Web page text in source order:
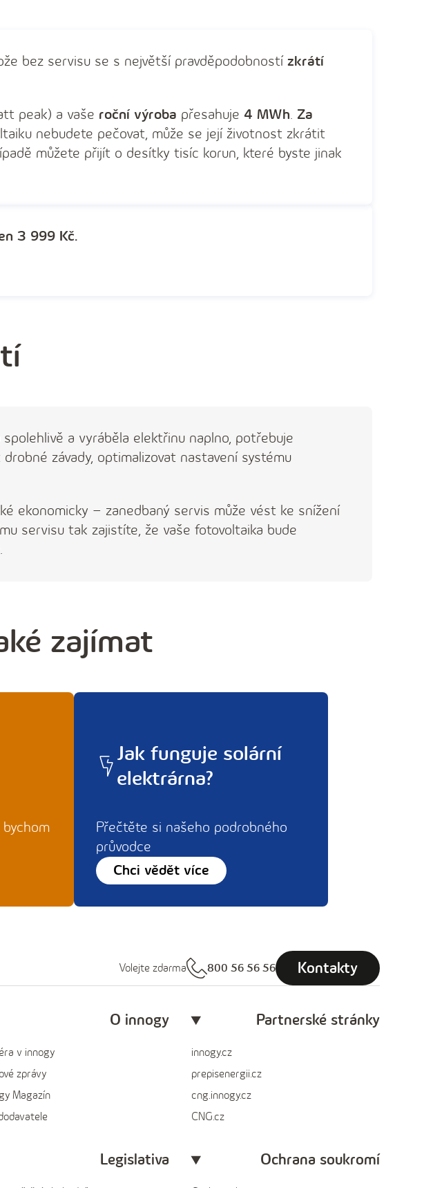
bez servisu se s největší pravděpodobností zkrátí
peak) a vaše roční výroba přesahuje 4 MWh. Za
nebudete pečovat, může se její životnost zkrátit
můžete přijít o desítky tisíc korun, které byste jinak
3 999 Kč.
spolehlivě a vyráběla elektřinu naplno, potřebuje
závady, optimalizovat nastavení systému
ekonomicky – zanedbaný servis může vést ke snížení
servisu tak zajistíte, že vaše fotovoltaika bude
zajímat
Jak funguje solární
elektrárna?
Přečtěte si našeho podrobného
průvodce
Chci vědět více
Volejte zdarma 800 56 56 56 Kontakty
O innogy
v innogy
zprávy
Magazín
Partnerské stránky
innogy.cz
prepisenergii.cz
cng.innogy.cz
CNG.cz
Legislativa Ochrana soukromí